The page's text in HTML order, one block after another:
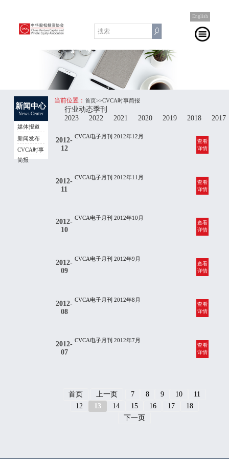
English
新闻中心
News Center
媒体报道
新闻发布
CVCA时事
简报
当前位置： 首页>>CVCA时事简报
行业动态季刊
2023
2022 2021 2020 2019 2018 2017
2012-
12
查看
详情
CVCA电子月刊 2012年12月
2012-
11
查看
详情
CVCA电子月刊 2012年11月
2012-
10
查看
详情
CVCA电子月刊 2012年10月
2012-
09
查看
详情
CVCA电子月刊 2012年9月
2012-
08
查看
详情
CVCA电子月刊 2012年8月
2012-
07
查看
详情
CVCA电子月刊 2012年7月
首页 上一页 7 8 9 10
11
12
13 14 15 16 17
18
下一页